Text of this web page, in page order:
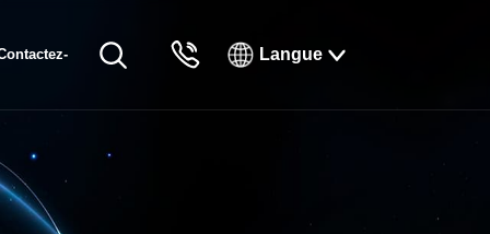
nous
Langue